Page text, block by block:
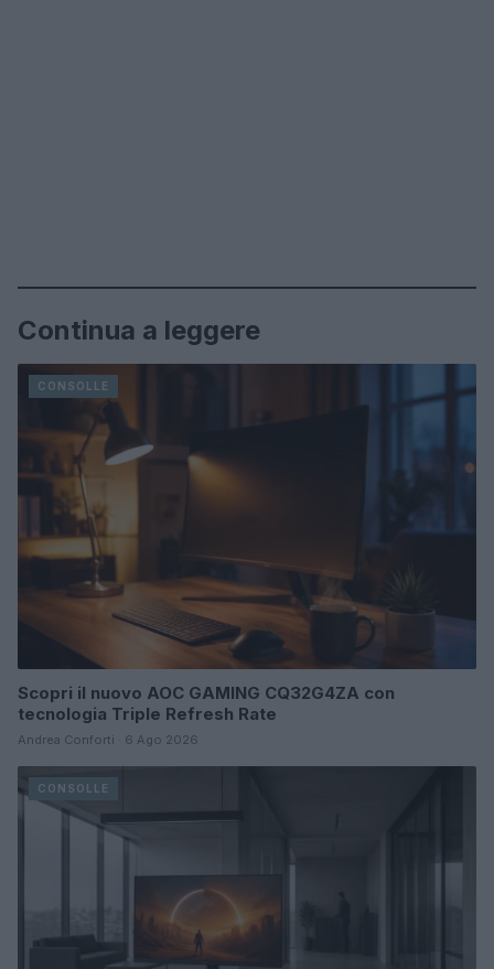
Continua a leggere
CONSOLLE
Scopri il nuovo AOC GAMING CQ32G4ZA con
tecnologia Triple Refresh Rate
Andrea Conforti · 6 Ago 2026
CONSOLLE